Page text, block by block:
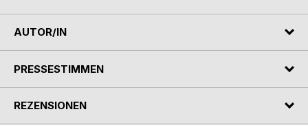
AUTOR/IN
PRESSESTIMMEN
REZENSIONEN